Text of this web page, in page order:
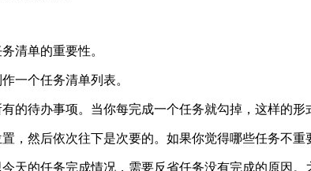
清单的重要性。
一个任务清单列表。
的待办事项。当你每完成一个任务就勾掉，这样的形
，然后依次往下是次要的。如果你觉得哪些任务不
天的任务完成情况，需要反省任务没有完成的原因。